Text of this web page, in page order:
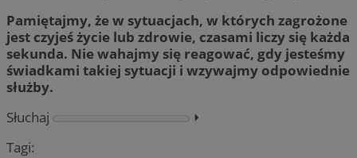
Pamiętajmy, że w sytuacjach, w których zagrożone
jest czyjeś życie lub zdrowie, czasami liczy się każda
sekunda. Nie wahajmy się reagować, gdy jesteśmy
świadkami takiej sytuacji i wzywajmy odpowiednie
służby.
Słuchaj
⏵︎
Tagi: